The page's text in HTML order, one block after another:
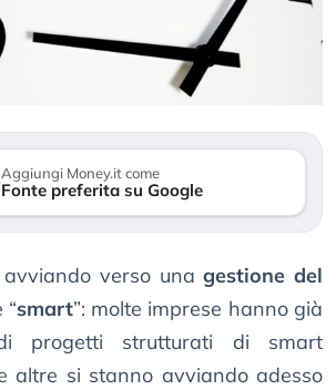
Aggiungi Money.it come
Fonte preferita su Google
verso unagestione del
“smart”: molte imprese hanno già
progetti strutturati di smart
altre si stanno avviando adesso